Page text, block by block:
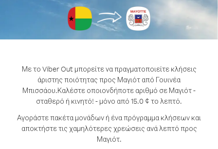
Με το Viber Out μπορείτε να πραγματοποιείτε κλήσεις
άριστης ποιότητας προς Μαγιότ από Γουινέα
Μπισσάου.Καλέστε οποιονδήποτε αριθμό σε Μαγιότ -
σταθερό ή κινητό! - μόνο από 15.0 ¢ το λεπτό.
Αγοράστε πακέτα μονάδων ή ένα πρόγραμμα κλήσεων και
αποκτήστε τις χαμηλότερες χρεώσεις ανά λεπτό προς
Μαγιότ.